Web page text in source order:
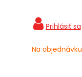
Na objednávku